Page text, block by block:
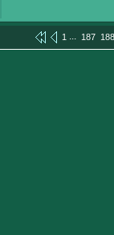
1 ... 187